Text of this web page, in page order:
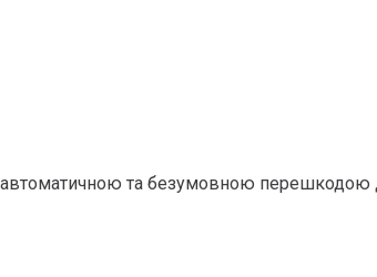
та безумовною перешкодою